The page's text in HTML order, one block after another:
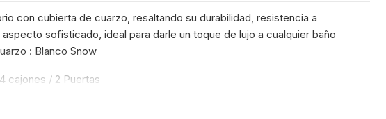
con cubierta de cuarzo, resaltando su durabilidad, resistencia a
aspecto sofisticado, ideal para darle un toque de lujo a cualquier baño
: Blanco Snow
cajones / 2 Puertas